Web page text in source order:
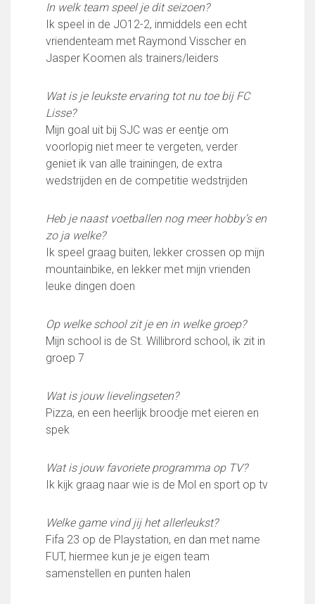
Vrouwen- en meidenvoetbal
7 tegen 7 Voetbal (35+)
Zaalvoetbal
Walking Football
Programma
Onze opleiding
Jeugdopleiding FC Lisse
Profiel Jeugdtrainers
Opleidingsteams
Keepersopleiding
Partnerclub van Ajax
Zakelijk
LED-boarding NIEUW!
Business Club 2.0
Heeren van Ter Specke
Steun bij contributie
Support Casper
Dagbesteding ’s Heeren Loo
Onze vrijwilligers en ereleden
Vertrouwenspersonen
Financieel contactpersoon
Wie doet wat
Ruimte reserveren/huren
In welk team speel je dit seizoen?
Ik speel in de JO12-2, inmiddels een echt
vriendenteam met Raymond Visscher en
Jasper Koomen als trainers/leiders
Wat is je leukste ervaring tot nu toe bij FC
Lisse?
Mijn goal uit bij SJC was er eentje om
voorlopig niet meer te vergeten, verder
geniet ik van alle trainingen, de extra
wedstrijden en de competitie wedstrijden
Heb je naast voetballen nog meer hobby’s en
zo ja welke?
Ik speel graag buiten, lekker crossen op mijn
mountainbike, en lekker met mijn vrienden
leuke dingen doen
Op welke school zit je en in welke groep?
Mijn school is de St. Willibrord school, ik zit in
groep 7
Wat is jouw lievelingseten?
Pizza, en een heerlijk broodje met eieren en
spek
Wat is jouw favoriete programma op TV?
Ik kijk graag naar wie is de Mol en sport op tv
Welke game vind jij het allerleukst?
Fifa 23 op de Playstation, en dan met name
FUT, hiermee kun je je eigen team
samenstellen en punten halen